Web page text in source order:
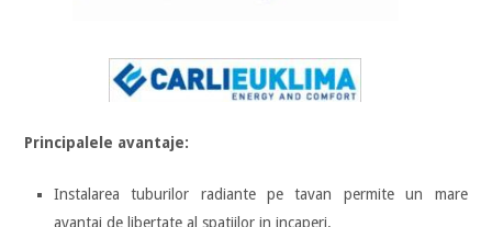
Principalele avantaje:
Instalarea tuburilor radiante pe tavan permite un mare
avantaj de libertate al spatiilor in incaperi.